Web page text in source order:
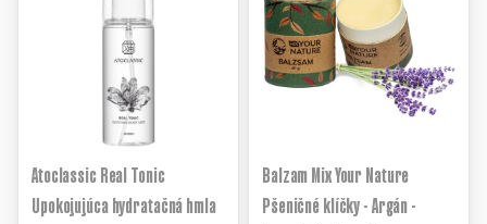
Atoclassic Real Tonic
Upokojujúca hydratačná hmla
Balzam Mix Your Nature
Pšeničné klíčky - Argán -